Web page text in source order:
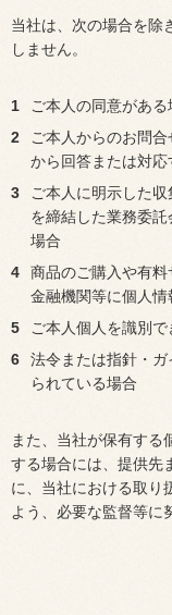
当社は、次の場合を除
しません。
1
ご本人の同意がある
2
ご本人からのお問
から回答または対
3
ご本人に明示した
を締結した業務委
場合
4
商品のご購入や有
金融機関等に個人
5
ご本人個人を識別
6
法令または指針・
られている場合
また、当社が保有する
する場合には、提供先
に、当社における取り
よう、必要な監督等に